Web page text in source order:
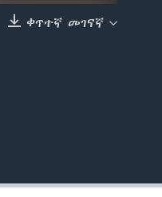
EMBED
ቀጥተኛ መገናኛ